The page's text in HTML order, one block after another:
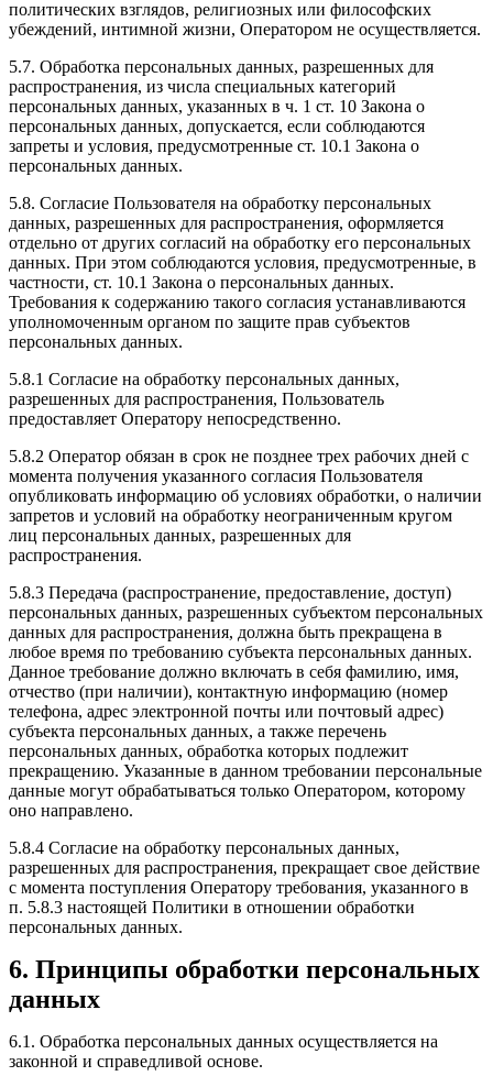
политических взглядов, религиозных или философских
убеждений, интимной жизни, Оператором не осуществляется.
5.7. Обработка персональных данных, разрешенных для
распространения, из числа специальных категорий
персональных данных, указанных в ч. 1 ст. 10 Закона о
персональных данных, допускается, если соблюдаются
запреты и условия, предусмотренные ст. 10.1 Закона о
персональных данных.
5.8. Согласие Пользователя на обработку персональных
данных, разрешенных для распространения, оформляется
отдельно от других согласий на обработку его персональных
данных. При этом соблюдаются условия, предусмотренные, в
частности, ст. 10.1 Закона о персональных данных.
Требования к содержанию такого согласия устанавливаются
уполномоченным органом по защите прав субъектов
персональных данных.
5.8.1 Согласие на обработку персональных данных,
разрешенных для распространения, Пользователь
предоставляет Оператору непосредственно.
5.8.2 Оператор обязан в срок не позднее трех рабочих дней с
момента получения указанного согласия Пользователя
опубликовать информацию об условиях обработки, о наличии
запретов и условий на обработку неограниченным кругом
лиц персональных данных, разрешенных для
распространения.
5.8.3 Передача (распространение, предоставление, доступ)
персональных данных, разрешенных субъектом персональных
данных для распространения, должна быть прекращена в
любое время по требованию субъекта персональных данных.
Данное требование должно включать в себя фамилию, имя,
отчество (при наличии), контактную информацию (номер
телефона, адрес электронной почты или почтовый адрес)
субъекта персональных данных, а также перечень
персональных данных, обработка которых подлежит
прекращению. Указанные в данном требовании персональные
данные могут обрабатываться только Оператором, которому
оно направлено.
5.8.4 Согласие на обработку персональных данных,
разрешенных для распространения, прекращает свое действие
с момента поступления Оператору требования, указанного в
п. 5.8.3 настоящей Политики в отношении обработки
персональных данных.
6. Принципы обработки персональных
данных
6.1. Обработка персональных данных осуществляется на
законной и справедливой основе.